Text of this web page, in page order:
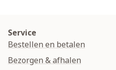
Service
Bestellen en betalen
Bezorgen & afhalen